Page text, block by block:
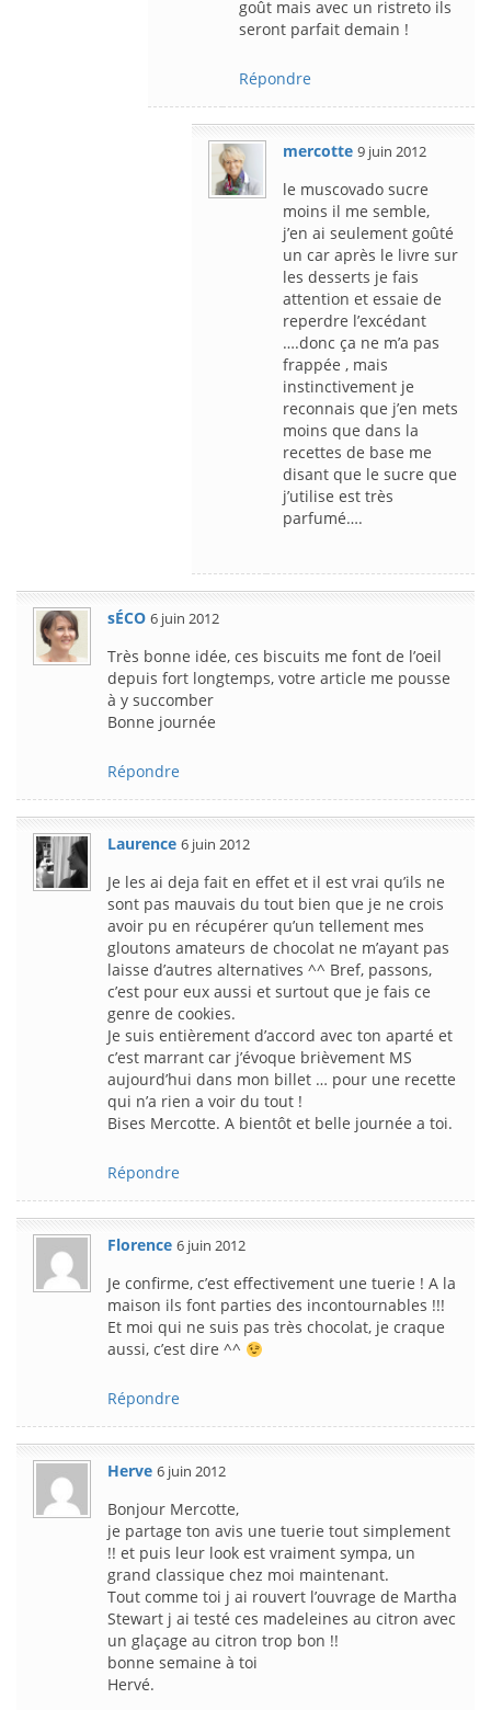
goût mais avec un ristreto ils
seront parfait demain !
Répondre
mercotte 9 juin 2012
le muscovado sucre
moins il me semble,
j’en ai seulement goûté
un car après le livre sur
les desserts je fais
attention et essaie de
reperdre l’excédant
….donc ça ne m’a pas
frappée , mais
instinctivement je
reconnais que j’en mets
moins que dans la
recettes de base me
disant que le sucre que
j’utilise est très
parfumé….
sÉCO 6 juin 2012
Très bonne idée, ces biscuits me font de l’oeil
depuis fort longtemps, votre article me pousse
à y succomber
Bonne journée
Répondre
Laurence 6 juin 2012
Je les ai deja fait en effet et il est vrai qu’ils ne
sont pas mauvais du tout bien que je ne crois
avoir pu en récupérer qu’un tellement mes
gloutons amateurs de chocolat ne m’ayant pas
laisse d’autres alternatives ^^ Bref, passons,
c’est pour eux aussi et surtout que je fais ce
genre de cookies.
Je suis entièrement d’accord avec ton aparté et
c’est marrant car j’évoque brièvement MS
aujourd’hui dans mon billet … pour une recette
qui n’a rien a voir du tout !
Bises Mercotte. A bientôt et belle journée a toi.
Répondre
Florence 6 juin 2012
Je confirme, c’est effectivement une tuerie ! A la
maison ils font parties des incontournables !!!
Et moi qui ne suis pas très chocolat, je craque
aussi, c’est dire ^^
Répondre
Herve 6 juin 2012
Bonjour Mercotte,
je partage ton avis une tuerie tout simplement
!! et puis leur look est vraiment sympa, un
grand classique chez moi maintenant.
Tout comme toi j ai rouvert l’ouvrage de Martha
Stewart j ai testé ces madeleines au citron avec
un glaçage au citron trop bon !!
bonne semaine à toi
Hervé.